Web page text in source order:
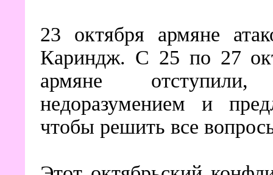
23 октября армяне
Кариндж. С 25 по 27
армяне
недоразумением и
чтобы решить все